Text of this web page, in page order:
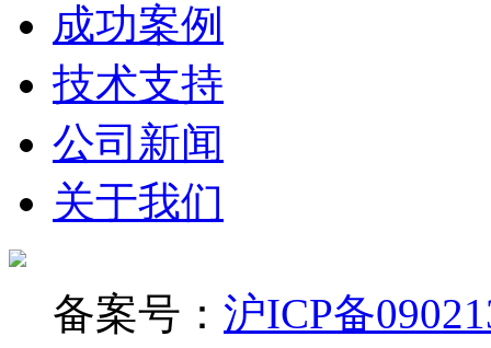
成功案例
技术支持
公司新闻
关于我们
备案号： 沪ICP备